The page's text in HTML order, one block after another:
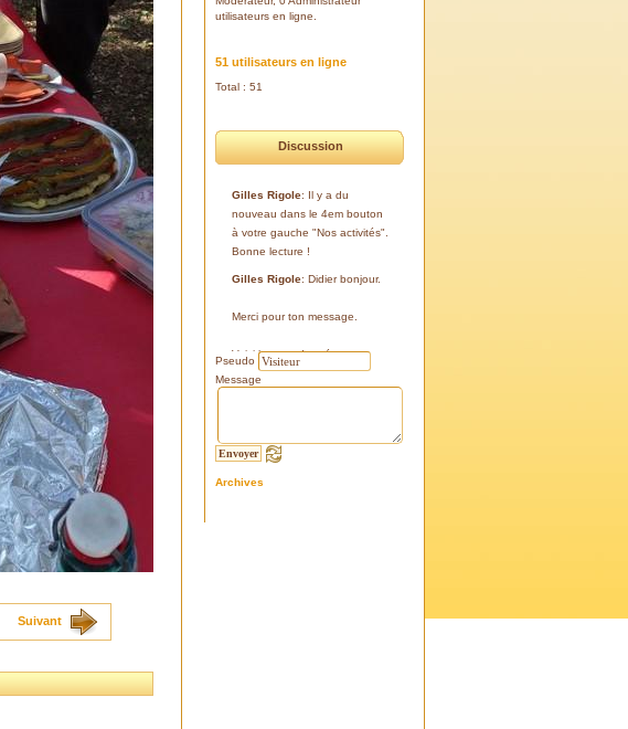
utilisateurs en ligne.
51 utilisateurs en ligne
Total : 51
Discussion
Gilles Rigole: Il y a du
nouveau dans le 4em bouton
à votre gauche "Nos activités".
Bonne lecture !
Gilles Rigole: Didier bonjour.
Merci pour ton message.
Voici les coordonnées:
43°38'48'' N
Si tu le peux, le veux, notre
l'Eissame, fait une sortie le
Pseudo
Message
Archives
Suivant